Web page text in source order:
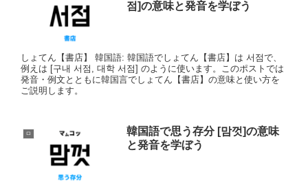
점]の意味と発音を学ぼう
しょてん【書店】 韓国語: 韓国語でしょてん【書店】は 서점で、
例えは [구내 서점, 대학 서점] のように使います。このポストでは
発音・例文とともに韓国言でしょてん【書店】の意味と使い方を
ご説明します。
ㅁ
韓国語で思う存分 [맘껏]の意味
と発音を学ぼう